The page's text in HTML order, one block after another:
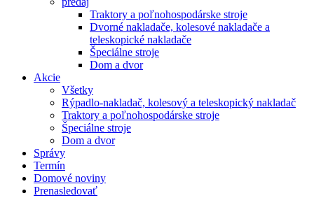
Traktory a poľnohospodárske stroje
Dvorné nakladače, kolesové nakladače a
teleskopické nakladače
Špeciálne stroje
Dom a dvor
Akcie
Všetky
Rýpadlo-nakladač, kolesový a teleskopický nakladač
Traktory a poľnohospodárske stroje
Špeciálne stroje
Dom a dvor
Správy
Termín
Domové noviny
Prenasledovať